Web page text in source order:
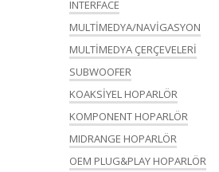
INTERFACE
MULTİMEDYA/NAVİGASYON
MULTİMEDYA ÇERÇEVELERİ
SUBWOOFER
KOAKSİYEL HOPARLÖR
KOMPONENT HOPARLÖR
MIDRANGE HOPARLÖR
OEM PLUG&PLAY HOPARLÖR